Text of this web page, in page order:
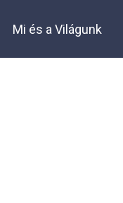
Mi és a Világunk